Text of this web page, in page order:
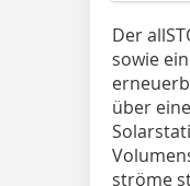
Der
sowie
über
ströme